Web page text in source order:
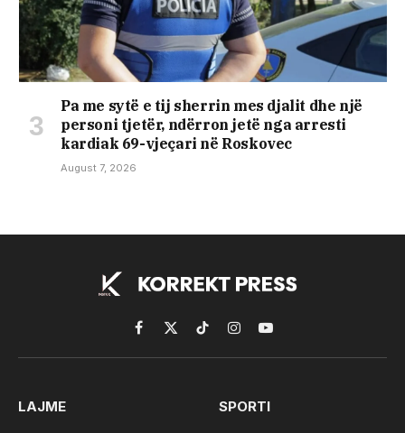
Pa me sytë e tij sherrin mes djalit dhe një
personi tjetër, ndërron jetë nga arresti
kardiak 69-vjeçari në Roskovec
August 7, 2026
Facebook
X
(Twitter)
TikTokInstagramYouTube
LAJME SPORTI